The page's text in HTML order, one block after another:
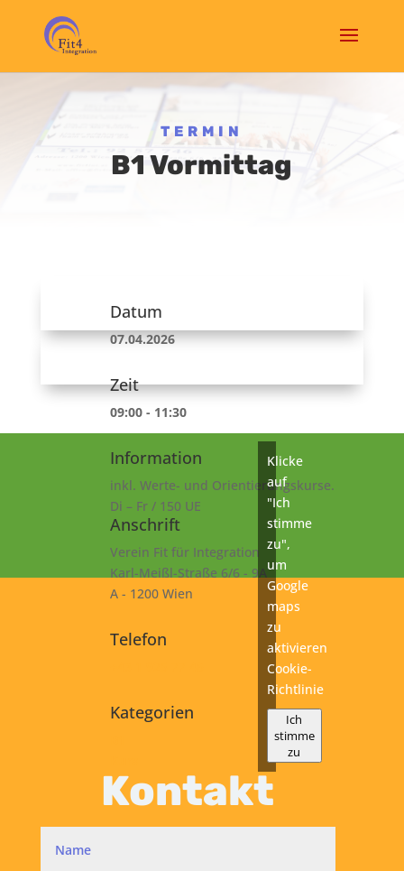
TERMIN
B1 Vormittag
Datum
07.04.2026
Zeit
09:00 - 11:30
Information
inkl. Werte- und Orientierungskurse.
Di – Fr / 150 UE
Anschrift
Verein Fit für Integration
Karl-Meißl-Straße 6/6 - 9A
A - 1200 Wien
Telefon
Kategorien
Klicke
auf
"Ich
stimme
zu",
um
Google
maps
zu
aktivieren
Cookie-
Richtlinie
Ich
stimme
zu
Kontakt